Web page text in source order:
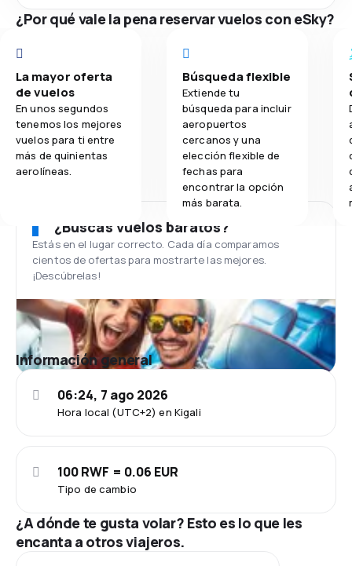
¿Por qué vale la pena reservar vuelos con eSky?
La mayor oferta
de vuelos
En unos segundos
tenemos los mejores
vuelos para ti entre
más de quinientas
aerolíneas.
Búsqueda flexible
Extiende tu
búsqueda para incluir
aeropuertos
cercanos y una
elección flexible de
fechas para
encontrar la opción
más barata.
¿Buscas vuelos baratos?
Estás en el lugar correcto. Cada día comparamos
cientos de ofertas para mostrarte las mejores.
¡Descúbrelas!
Información general
Hora local (UTC+2) en Kigali
06:24, 7 ago 2026
Tipo de cambio
100 RWF = 0.06 EUR
¿A dónde te gusta volar? Esto es lo que les
encanta a otros viajeros.